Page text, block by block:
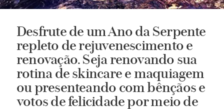
Desfrute de um Ano da Serpente
repleto de rejuvenescimento e
renovação. Seja renovando sua
rotina de skincare e maquiagem
ou presenteando com bênçãos e
votos de felicidade por meio de